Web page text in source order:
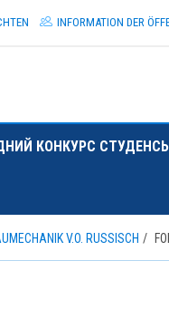
INFORMATION DER
КОНКУРС
V.O. RUSSISCH